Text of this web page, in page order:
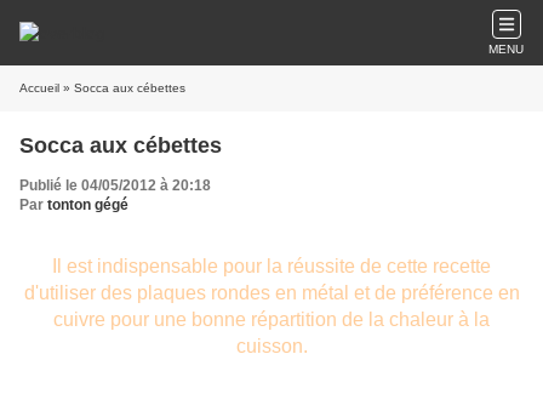
MENU
Accueil » Socca aux cébettes
Socca aux cébettes
Publié le 04/05/2012 à 20:18
Par tonton gégé
Il est indispensable pour la réussite de cette recette
d'utiliser des plaques rondes en métal et de préférence en
cuivre pour une bonne répartition de la chaleur à la
cuisson.